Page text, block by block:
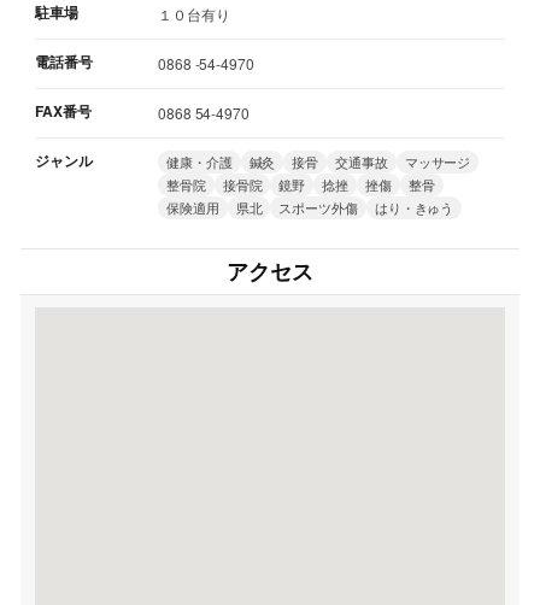
駐車場 １０台有り
電話番号 0868 -54-4970
FAX番号 0868 54-4970
ジャンル 健康・介護 鍼灸 接骨 交通事故
マッサージ
整骨院
接骨院 鏡野 捻挫 挫傷
整骨
保険適用
県北 スポーツ外傷 はり・きゅう
アクセス